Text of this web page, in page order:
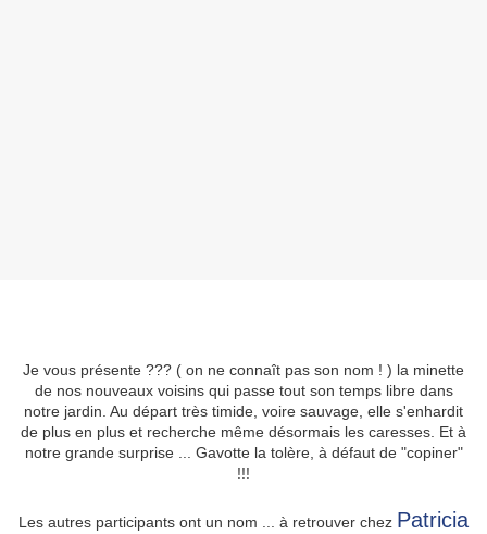
Je vous présente ??? ( on ne connaît pas son nom ! ) la minette
de nos nouveaux voisins qui passe tout son temps libre dans
notre jardin. Au départ très timide, voire sauvage, elle s'enhardit
de plus en plus et recherche même désormais les caresses. Et à
notre grande surprise ... Gavotte la tolère, à défaut de "copiner"
!!!
Les autres participants ont un nom ... à retrouver chez Patricia